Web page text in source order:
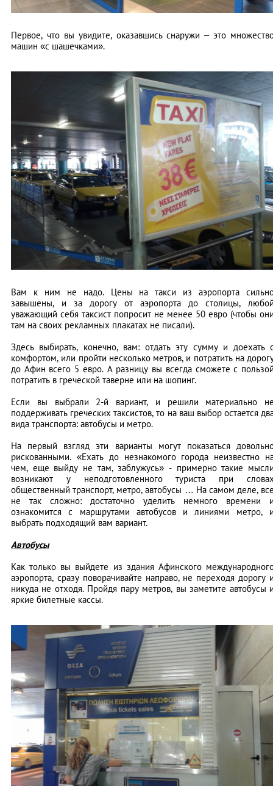
Первое, что вы увидите, оказавшись снаружи – это
машин «с шашечками».
Вам к ним не надо. Цены на такси из аэропорта
завышены, и за дорогу от аэропорта до столицы,
уважающий себя таксист попросит не менее 50 евро (чтобы
там на своих рекламных плакатах не писали).
Здесь выбирать, конечно, вам: отдать эту сумму и доехать
комфортом, или пройти несколько метров, и потратить на
до Афин всего 5 евро. А разницу вы всегда сможете с
потратить в греческой таверне или на шопинг.
Если вы выбрали 2-й вариант, и решили материально
поддерживать греческих таксистов, то на ваш выбор остается
вида транспорта: автобусы и метро.
На первый взгляд эти варианты могут показаться
рискованными. «Ехать до незнакомого города неизвестно
чем, еще выйду не там, заблужусь» - примерно такие
возникают у неподготовленного туриста при
общественный транспорт, метро, автобусы … На самом деле,
не так сложно: достаточно уделить немного времени
ознакомится с маршрутами автобусов и линиями метро,
выбрать подходящий вам вариант.
Автобусы
Как только вы выйдете из здания Афинского
аэропорта, сразу поворачивайте направо, не переходя дорогу
никуда не отходя. Пройдя пару метров, вы заметите автобусы
яркие билетные кассы.